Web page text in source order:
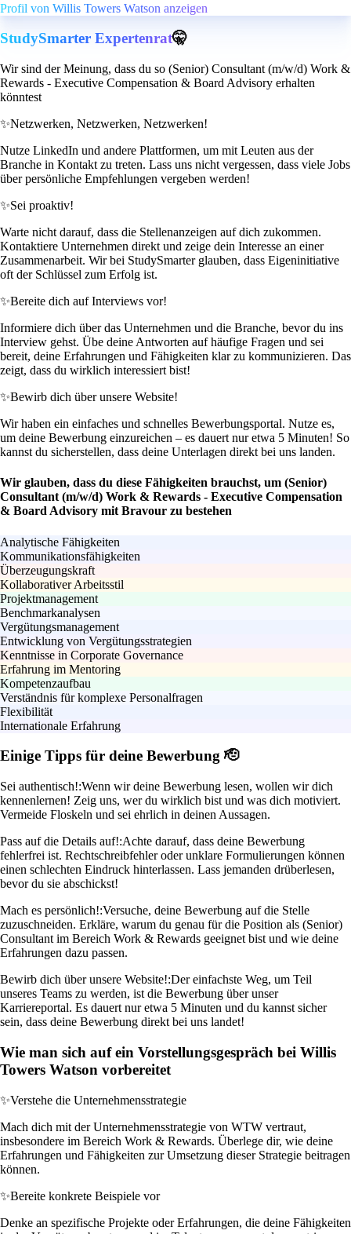
Profil von Willis Towers Watson anzeigen
StudySmarter Expertenrat🤫
Wir sind der Meinung, dass du so (Senior) Consultant (m/w/d) Work &
Rewards - Executive Compensation & Board Advisory erhalten
könntest
✨Netzwerken, Netzwerken, Netzwerken!
Nutze LinkedIn und andere Plattformen, um mit Leuten aus der
Branche in Kontakt zu treten. Lass uns nicht vergessen, dass viele Jobs
über persönliche Empfehlungen vergeben werden!
✨Sei proaktiv!
Warte nicht darauf, dass die Stellenanzeigen auf dich zukommen.
Kontaktiere Unternehmen direkt und zeige dein Interesse an einer
Zusammenarbeit. Wir bei StudySmarter glauben, dass Eigeninitiative
oft der Schlüssel zum Erfolg ist.
✨Bereite dich auf Interviews vor!
Informiere dich über das Unternehmen und die Branche, bevor du ins
Interview gehst. Übe deine Antworten auf häufige Fragen und sei
bereit, deine Erfahrungen und Fähigkeiten klar zu kommunizieren. Das
zeigt, dass du wirklich interessiert bist!
✨Bewirb dich über unsere Website!
Wir haben ein einfaches und schnelles Bewerbungsportal. Nutze es,
um deine Bewerbung einzureichen – es dauert nur etwa 5 Minuten! So
kannst du sicherstellen, dass deine Unterlagen direkt bei uns landen.
Wir glauben, dass du diese Fähigkeiten brauchst, um (Senior)
Consultant (m/w/d) Work & Rewards - Executive Compensation
& Board Advisory mit Bravour zu bestehen
Analytische Fähigkeiten
Kommunikationsfähigkeiten
Überzeugungskraft
Kollaborativer Arbeitsstil
Projektmanagement
Benchmarkanalysen
Vergütungsmanagement
Entwicklung von Vergütungsstrategien
Kenntnisse in Corporate Governance
Erfahrung im Mentoring
Kompetenzaufbau
Verständnis für komplexe Personalfragen
Flexibilität
Internationale Erfahrung
Einige Tipps für deine Bewerbung 🫡
Sei authentisch!:Wenn wir deine Bewerbung lesen, wollen wir dich
kennenlernen! Zeig uns, wer du wirklich bist und was dich motiviert.
Vermeide Floskeln und sei ehrlich in deinen Aussagen.
Pass auf die Details auf!:Achte darauf, dass deine Bewerbung
fehlerfrei ist. Rechtschreibfehler oder unklare Formulierungen können
einen schlechten Eindruck hinterlassen. Lass jemanden drüberlesen,
bevor du sie abschickst!
Mach es persönlich!:Versuche, deine Bewerbung auf die Stelle
zuzuschneiden. Erkläre, warum du genau für die Position als (Senior)
Consultant im Bereich Work & Rewards geeignet bist und wie deine
Erfahrungen dazu passen.
Bewirb dich über unsere Website!:Der einfachste Weg, um Teil
unseres Teams zu werden, ist die Bewerbung über unser
Karriereportal. Es dauert nur etwa 5 Minuten und du kannst sicher
sein, dass deine Bewerbung direkt bei uns landet!
Wie man sich auf ein Vorstellungsgespräch bei Willis
Towers Watson vorbereitet
✨Verstehe die Unternehmensstrategie
Mach dich mit der Unternehmensstrategie von WTW vertraut,
insbesondere im Bereich Work & Rewards. Überlege dir, wie deine
Erfahrungen und Fähigkeiten zur Umsetzung dieser Strategie beitragen
können.
✨Bereite konkrete Beispiele vor
Denke an spezifische Projekte oder Erfahrungen, die deine Fähigkeiten